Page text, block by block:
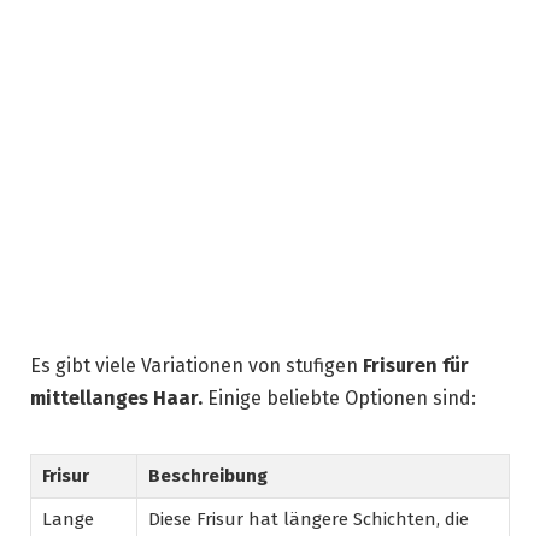
Es gibt viele Variationen von stufigen Frisuren für
mittellanges Haar. Einige beliebte Optionen sind:
Frisur
Beschreibung
Lange
Diese Frisur hat längere Schichten, die